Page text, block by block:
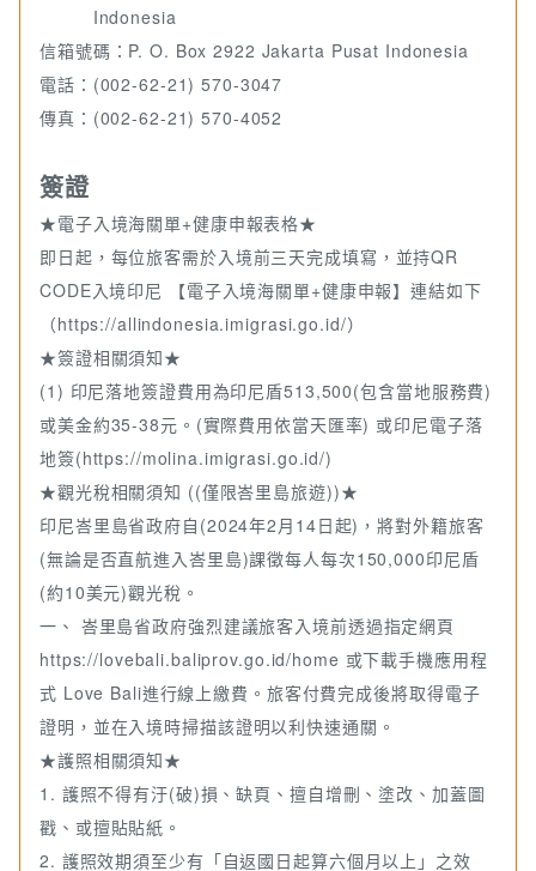
Indonesia
信箱號碼：P. O. Box 2922 Jakarta Pusat Indonesia
電話：(002-62-21) 570-3047
傳真：(002-62-21) 570-4052
簽證
★電子入境海關單+健康申報表格★
即日起，每位旅客需於入境前三天完成填寫，並持QR
CODE入境印尼 【電子入境海關單+健康申報】連結如下
（https://allindonesia.imigrasi.go.id/）
★簽證相關須知★
(1) 印尼落地簽證費用為印尼盾513,500(包含當地服務費)
或美金約35-38元。(實際費用依當天匯率) 或印尼電子落
地簽(https://molina.imigrasi.go.id/)
★觀光稅相關須知 ((僅限峇里島旅遊))★
印尼峇里島省政府自(2024年2月14日起)，將對外籍旅客
(無論是否直航進入峇里島)課徵每人每次150,000印尼盾
(約10美元)觀光稅。
一、 峇里島省政府強烈建議旅客入境前透過指定網頁
https://lovebali.baliprov.go.id/home 或下載手機應用程
式 Love Bali進行線上繳費。旅客付費完成後將取得電子
證明，並在入境時掃描該證明以利快速通關。
★護照相關須知★
1. 護照不得有汙(破)損、缺頁、擅自增刪、塗改、加蓋圖
戳、或擅貼貼紙。
2. 護照效期須至少有「自返國日起算六個月以上」之效